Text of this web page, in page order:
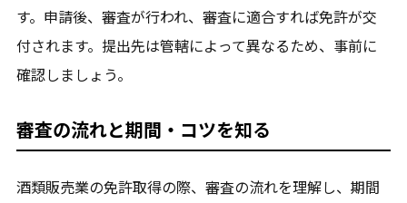
す。申請後、審査が行われ、審査に適合すれば免許が交
付されます。提出先は管轄によって異なるため、事前に
確認しましょう。
審査の流れと期間・コツを知る
酒類販売業の免許取得の際、審査の流れを理解し、期間